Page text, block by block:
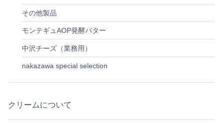
その他製品
モンテギュAOP発酵バター
中沢チーズ（業務用）
nakazawa special selection
クリームについて